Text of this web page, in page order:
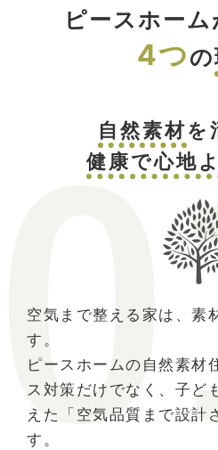
ピースホーム
4つの
自然素材を
健康で心地
空気まで整える家は、素
す。
ピースホームの自然素材
ス対策だけでなく、子ど
えた「空気品質まで設計
す。